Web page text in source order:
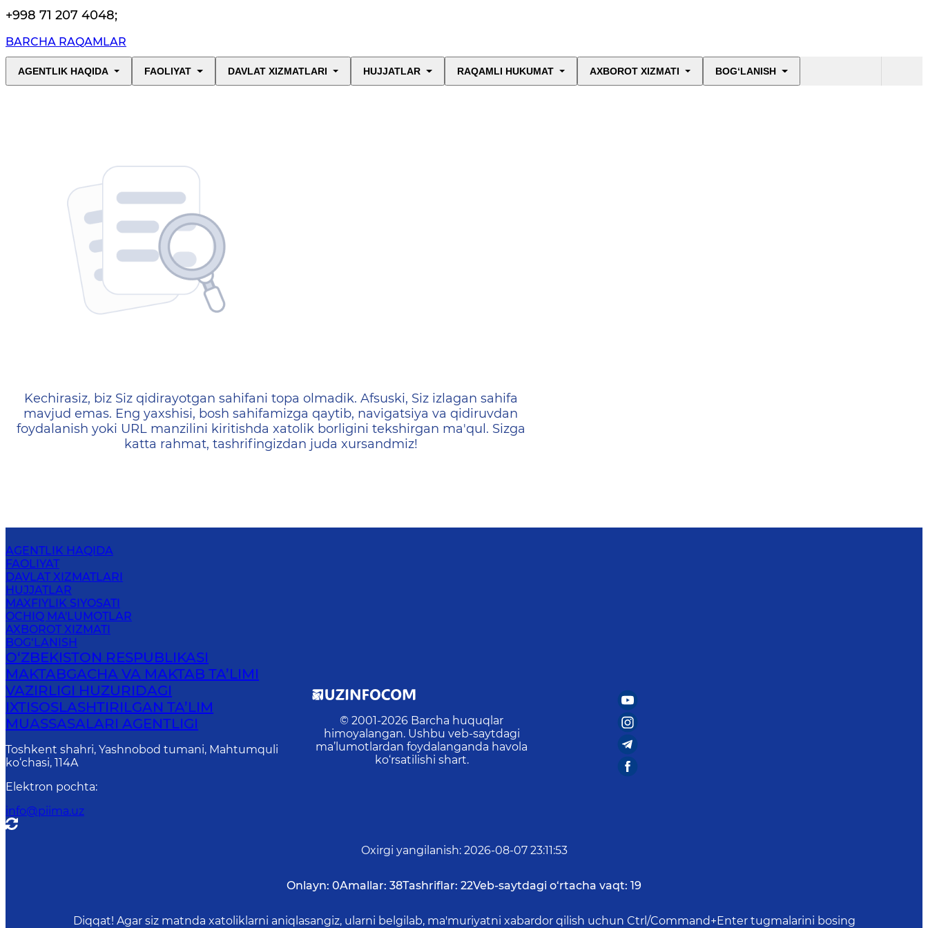
+998 71 207 4048;
BARCHA RAQAMLAR
AGENTLIK HAQIDA FAOLIYAT DAVLAT XIZMATLARI HUJJATLAR RAQAMLI HUKUMAT AXBOROT XIZMATI BOG‘LANISH
404 — Страница не найдена
Kechirasiz, biz Siz qidirayotgan sahifani topa olmadik. Afsuski, Siz izlagan sahifa
mavjud emas. Eng yaxshisi, bosh sahifamizga qaytib, navigatsiya va qidiruvdan
foydalanish yoki URL manzilini kiritishda xatolik borligini tekshirgan ma'qul. Sizga
katta rahmat, tashrifingizdan juda xursandmiz!
AGENTLIK HAQIDA
FAOLIYAT
DAVLAT XIZMATLARI
HUJJATLAR
MAXFIYLIK SIYOSATI
OCHIQ MA'LUMOTLAR
AXBOROT XIZMATI
BOG‘LANISH
O‘ZBEKISTON RESPUBLIKASI
MAKTABGACHA VA MAKTAB TA’LIMI
VAZIRLIGI HUZURIDAGI
IXTISOSLASHTIRILGAN TA’LIM
MUASSASALARI AGENTLIGI
Toshkent shahri, Yashnobod tumani, Mahtumquli
ko‘chasi, 114A
Elektron pochta:
info@piima.uz
© 2001-2026 Barcha huquqlar
himoyalangan. Ushbu veb-saytdagi
ma’lumotlardan foydalanganda havola
ko‘rsatilishi shart.
Oxirgi yangilanish: 2026-08-07 23:11:53
Onlayn: 0Amallar: 38Tashriflar: 22Veb-saytdagi o‘rtacha vaqt: 19
Diqqat! Agar siz matnda xatoliklarni aniqlasangiz, ularni belgilab, ma'muriyatni xabardor qilish uchun Ctrl/Command+Enter tugmalarini bosing